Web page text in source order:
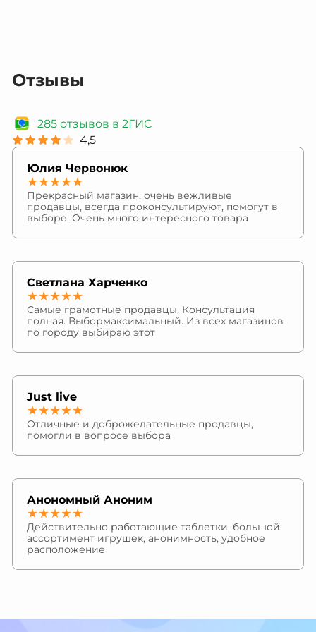
Отзывы
285 отзывов в 2ГИС
4,5
Юлия Червонюк
★★★★★
Прекрасный магазин, очень вежливые
продавцы, всегда проконсультируют, помогут в
выборе. Очень много интересного товара
Светлана Харченко
★★★★★
Самые грамотные продавцы. Консультация
полная. Выбормаксимальный. Из всех магазинов
по городу выбираю этот
Just live
★★★★★
Отличные и доброжелательные продавцы,
помогли в вопросе выбора
Анономный Аноним
★★★★★
Действительно работающие таблетки, большой
ассортимент игрушек, анонимность, удобное
расположение